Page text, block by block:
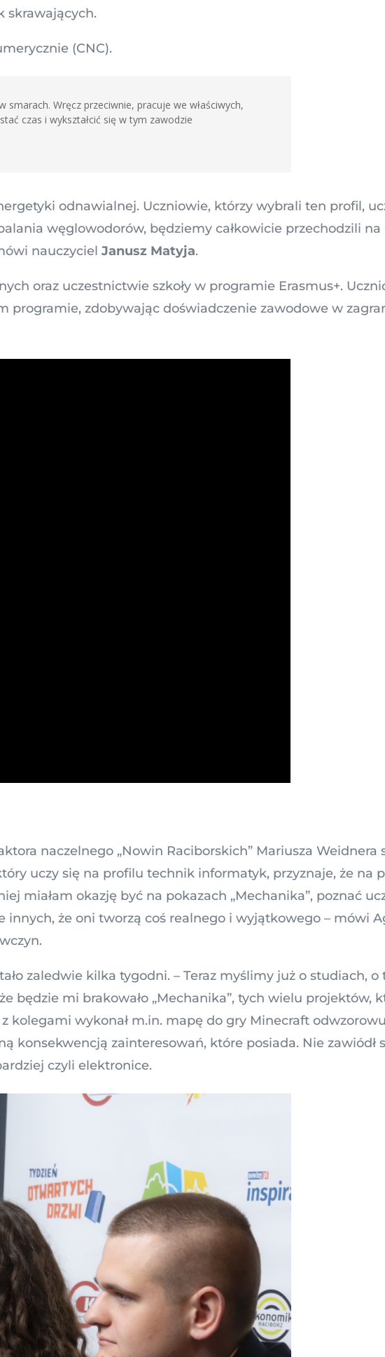
skrawających.
(CNC).
Wręcz przeciwnie, pracuje we właściwych,
czas i wykształcić się w tym zawodzie
odnawialnej. Uczniowie, którzy wybrali ten profil,
węglowodorów, będziemy całkowicie przechodzili na
nauczyciel Janusz Matyja.
oraz uczestnictwie szkoły w programie Erasmus+.
programie, zdobywając doświadczenie zawodowe w
naczelnego „Nowin Raciborskich” Mariusza Weidnera
uczy się na profilu technik informatyk, przyznaje, że na
miałam okazję być na pokazach „Mechanika”, poznać
innych, że oni tworzą coś realnego i wyjątkowego – mówi
zaledwie kilka tygodni. – Teraz myślimy już o studiach, o
będzie mi brakowało „Mechanika”, tych wielu projektów,
kolegami wykonał m.in. mapę do gry Minecraft
konsekwencją zainteresowań, które posiada. Nie zawiódł
czyli elektronice.